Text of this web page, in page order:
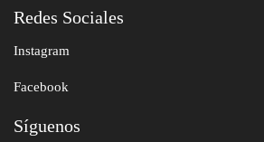
Redes Sociales
Instagram
Facebook
Síguenos